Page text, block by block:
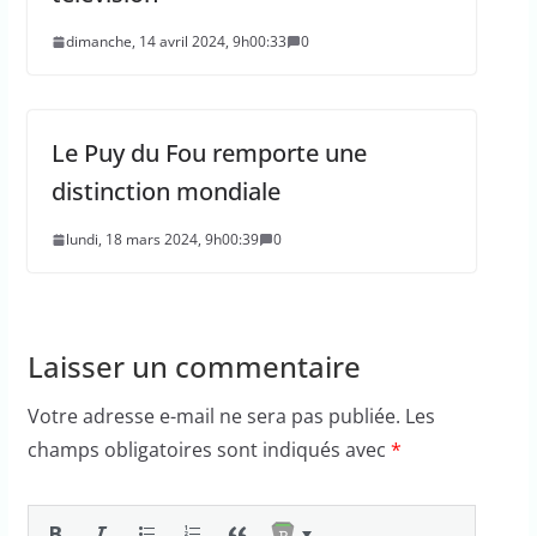
dimanche, 14 avril 2024, 9h00:33 0
Le Puy du Fou remporte une
distinction mondiale
lundi, 18 mars 2024, 9h00:39 0
Laisser un commentaire
Votre adresse e-mail ne sera pas publiée. Les
champs obligatoires sont indiqués avec *